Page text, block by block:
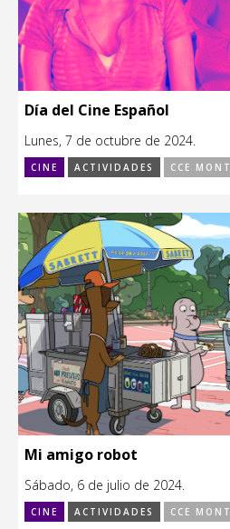
Día del Cine Español
Lunes, 7 de octubre de 2024.
CINE ACTIVIDADES CCE
Mi amigo robot
Sábado, 6 de julio de 2024.
CINE ACTIVIDADES CCE